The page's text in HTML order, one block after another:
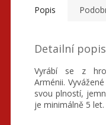
Popis
Detailní
Vyrábí se z
Arménii.
svou plností,
je minimálně 5 let.